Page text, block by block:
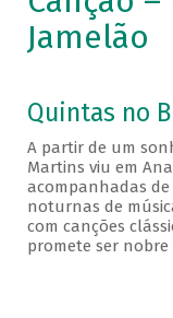
Jamelão
Quintas no
A partir de um
Martins viu em
acompanhadas
noturnas de
com canções
promete ser